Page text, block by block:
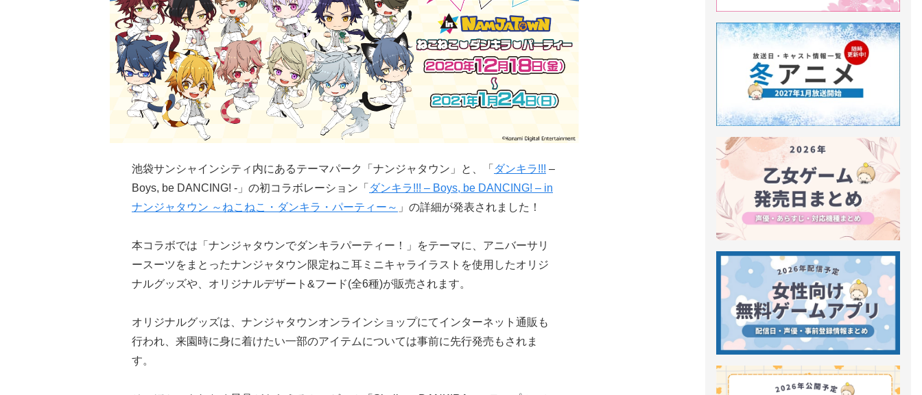
池袋サンシャインシティ内にあるテーマパーク「ナンジャタウン」と、「 ダンキラ!!! –
Boys, be DANCING! -」の初コラボレーション「 ダンキラ!!! – Boys, be DANCING! – in
ナンジャタウン ～ねこねこ・ダンキラ・パーティー～ 」の詳細が発表されました！
本コラボでは「ナンジャタウンでダンキラパーティー！」をテーマに、アニバーサリ
ースーツをまとったナンジャタウン限定ねこ耳ミニキャライラストを使用したオリジ
ナルグッズや、オリジナルデザート&フード(全6種)が販売されます。
オリジナルグッズは、ナンジャタウンオンラインショップにてインターネット通販も
行われ、来園時に身に着けたい一部のアイテムについては事前に先行発売もされま
す。